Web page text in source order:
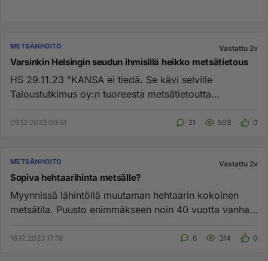
METSÄNHOITO Vastattu 2v
Varsinkin Helsingin seudun ihmisillä heikko metsätietous
HS 29.11.23 "KANSA ei tiedä. Se kävi selville
Taloustutkimus oy:n tuoreesta metsätietoutta
09.12.2023 09:51 21 503 0
METSÄNHOITO Vastattu 2v
Sopiva hehtaarihinta metsälle?
Myynnissä lähintöllä muutaman hehtaarin kokoinen
metsätila. Puusto enimmäkseen noin 40 vuotta vanhaa
16.12.2023 17:18 6 314 0